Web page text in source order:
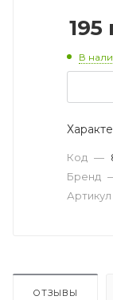
195
В
Код —
Бренд
Артикул
ОТЗЫВЫ